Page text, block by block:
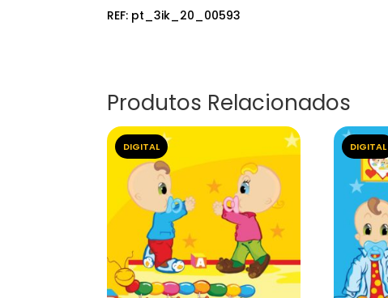
REF: pt_3ik_20_00593
Produtos Relacionados
DIGITAL DIGITAL